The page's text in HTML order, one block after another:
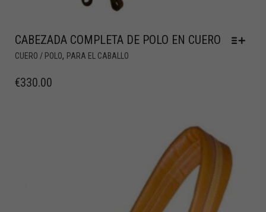
CABEZADA COMPLETA DE POLO EN CUERO
CUERO / POLO, PARA EL CABALLO
€330.00